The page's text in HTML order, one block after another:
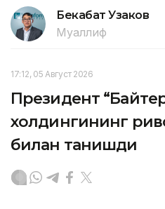
Бекабат Узаков
Муаллиф
17:12, 05 Август 2026
Президент
холдингининг
билан танишди